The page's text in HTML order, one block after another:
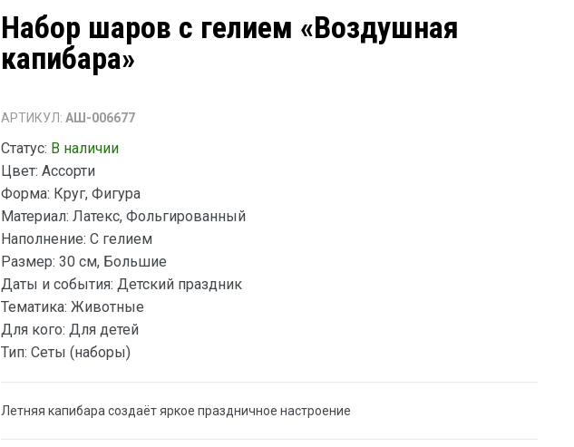
Набор шаров с гелием «Воздушная
капибара»
АРТИКУЛ: АШ-006677
Статус: В наличии
Цвет: Ассорти
Форма: Круг, Фигура
Материал: Латекс, Фольгированный
Наполнение: С гелием
Размер: 30 см, Большие
Даты и события: Детский праздник
Тематика: Животные
Для кого: Для детей
Тип: Сеты (наборы)
Летняя капибара создаёт яркое праздничное настроение